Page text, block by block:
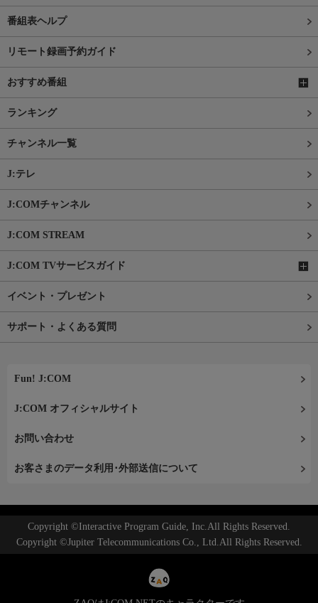
番組表ヘルプ
リモート録画予約ガイド
おすすめ番組
ランキング
チャンネル一覧
J:テレ
J:COMチャンネル
J:COM STREAM
J:COM TVサービスガイド
イベント・プレゼント
サポート・よくある質問
Fun! J:COM
J:COM オフィシャルサイト
お問い合わせ
お客さまのデータ利用･外部送信について
Copyright ©Interactive Program Guide, Inc.All Rights Reserved.
Copyright ©Jupiter Telecommunications Co., Ltd.All Rights Reserved.